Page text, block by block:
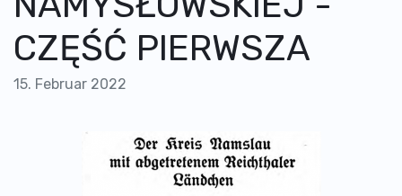
CZĘŚĆ PIERWSZA
15. Februar 2022